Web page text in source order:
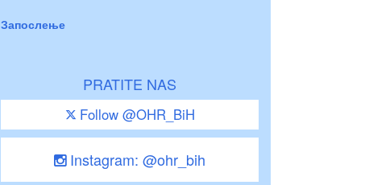
Запослење
PRATITE NAS
Follow @OHR_BiH
Instagram: @ohr_bih